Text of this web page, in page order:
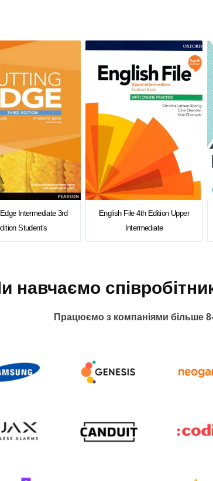
Intermediate 3rd
Student’s
English File 4th Edition Upper
Intermediate
навчаємо
Працюємо з компаніями більше